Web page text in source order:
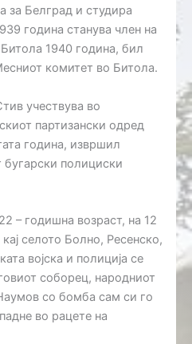
за Белград и студира
година станува член на
1940 година, бил
комитет во Битола.
учествува во
партизански одред
година, извршил
бугарски полициски
– годишна возраст, на 12
селото Болно, Ресенско,
војска и полиција се
соборец, народниот
со бомба сам си го
во рацете на